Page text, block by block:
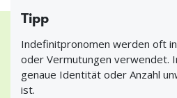
Tipp
Indefinitpronomen werden oft
oder Vermutungen verwendet.
genaue Identität oder Anzahl
ist.